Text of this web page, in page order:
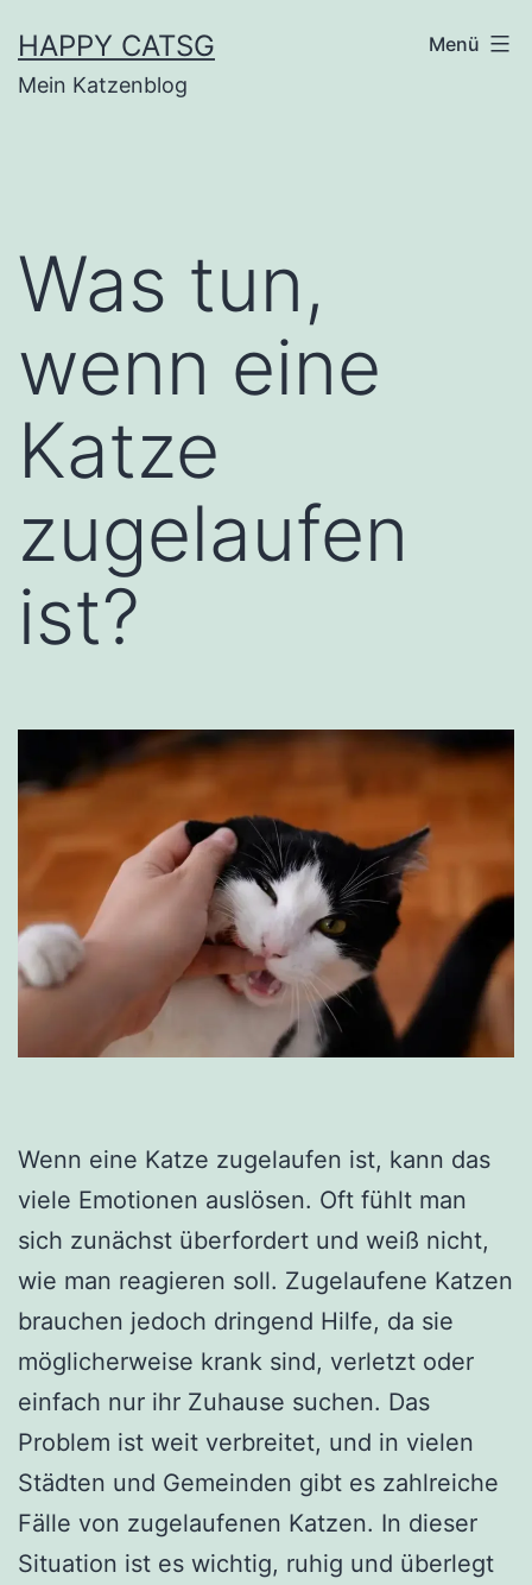
Inhalt
springen
HAPPY CATSG
Mein Katzenblog
Menü
Was tun,
wenn eine
Katze
zugelaufen
ist?
Wenn eine Katze zugelaufen ist, kann das
viele Emotionen auslösen. Oft fühlt man
sich zunächst überfordert und weiß nicht,
wie man reagieren soll. Zugelaufene Katzen
brauchen jedoch dringend Hilfe, da sie
möglicherweise krank sind, verletzt oder
einfach nur ihr Zuhause suchen. Das
Problem ist weit verbreitet, und in vielen
Städten und Gemeinden gibt es zahlreiche
Fälle von zugelaufenen Katzen. In dieser
Situation ist es wichtig, ruhig und überlegt